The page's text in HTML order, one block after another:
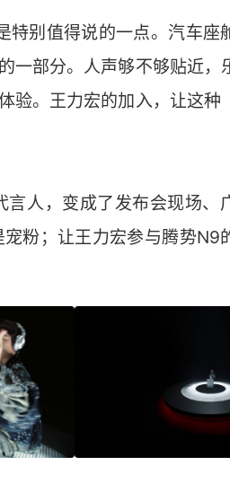
特别值得说的一点。汽车座
一部分。人声够不够贴近，
验。王力宏的加入，让这种
人，变成了发布会现场、
粉；让王力宏参与腾势N9